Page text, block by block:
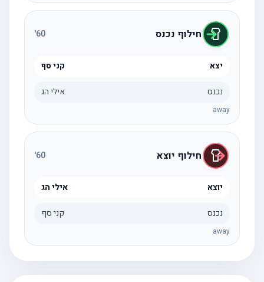
חילוף נכנס 60
'
יצא קני סף
נכנס אילי הג
away
חילוף יוצא 60
'
יוצא אילי הג
נכנס קני סף
away